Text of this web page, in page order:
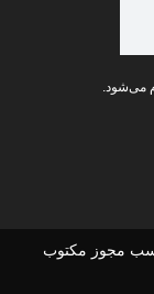
می‌شود.
مجوز مکتوب